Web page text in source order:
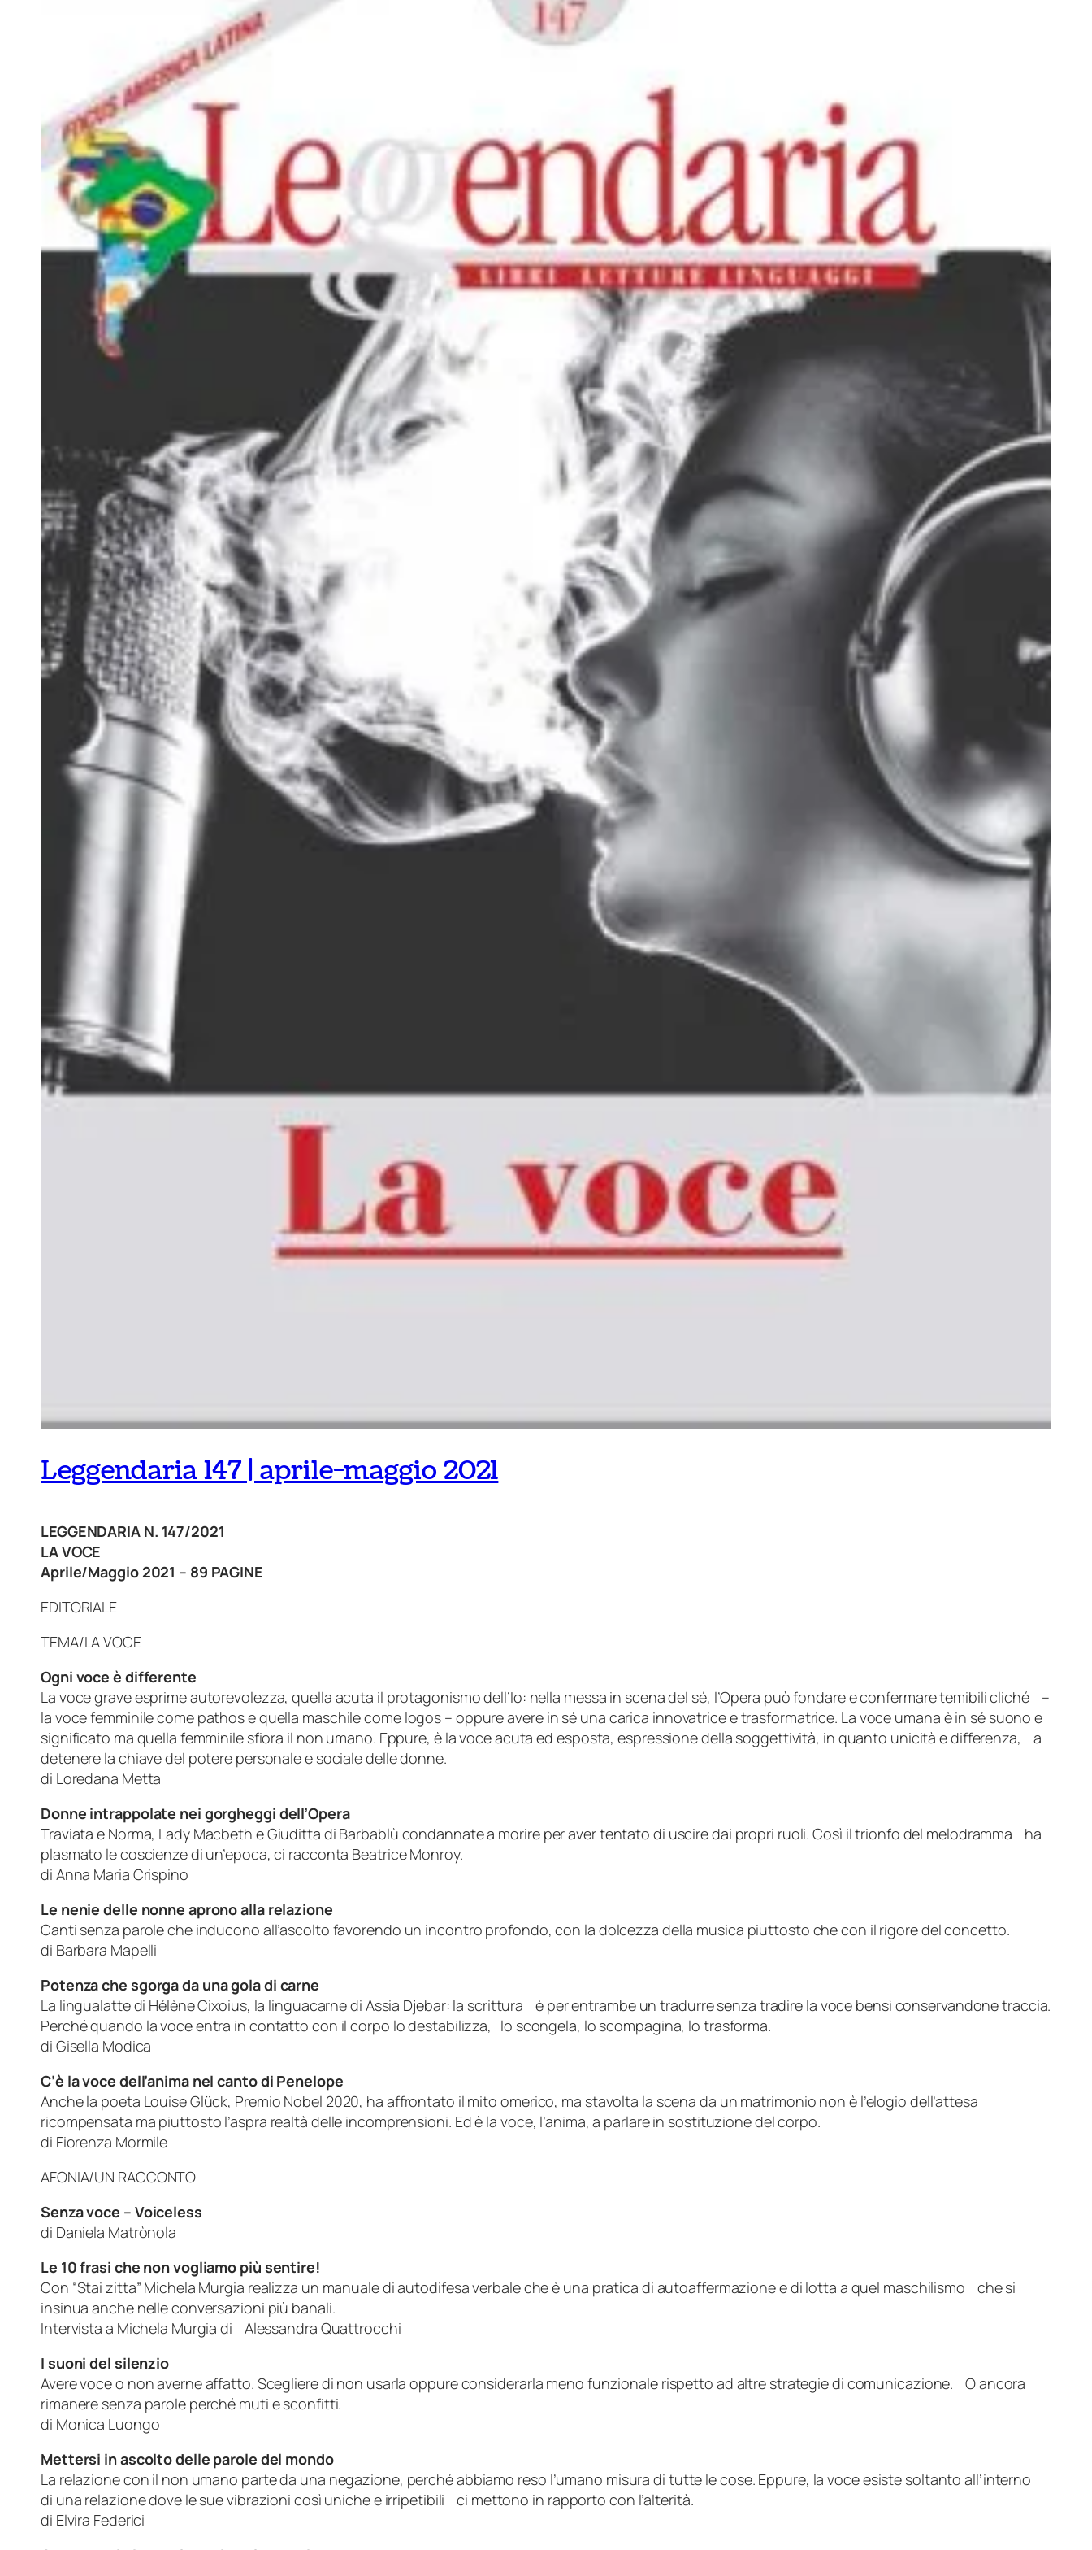
Leggendaria 147 | aprile-maggio 2021
LEGGENDARIA N. 147/2021
LA VOCE
Aprile/Maggio 2021 – 89 PAGINE
EDITORIALE
TEMA/LA VOCE
Ogni voce è differente
La voce grave esprime autorevolezza, quella acuta il protagonismo dell’Io: nella messa in scena del sé, l’Opera può fondare e confermare temibili cliché –
la voce femminile come pathos e quella maschile come logos – oppure avere in sé una carica innovatrice e trasformatrice. La voce umana è in sé suono e
significato ma quella femminile sfiora il non umano. Eppure, è la voce acuta ed esposta, espressione della soggettività, in quanto unicità e differenza, a
detenere la chiave del potere personale e sociale delle donne.
di Loredana Metta
Donne intrappolate nei gorgheggi dell’Opera
Traviata e Norma, Lady Macbeth e Giuditta di Barbablù condannate a morire per aver tentato di uscire dai propri ruoli. Così il trionfo del melodramma ha
plasmato le coscienze di un’epoca, ci racconta Beatrice Monroy.
di Anna Maria Crispino
Le nenie delle nonne aprono alla relazione
Canti senza parole che inducono all’ascolto favorendo un incontro profondo, con la dolcezza della musica piuttosto che con il rigore del concetto.
di Barbara Mapelli
Potenza che sgorga da una gola di carne
La lingualatte di Hélène Cixoius, la linguacarne di Assia Djebar: la scrittura è per entrambe un tradurre senza tradire la voce bensì conservandone traccia.
Perché quando la voce entra in contatto con il corpo lo destabilizza, lo scongela, lo scompagina, lo trasforma.
di Gisella Modica
C’è la voce dell’anima nel canto di Penelope
Anche la poeta Louise Glück, Premio Nobel 2020, ha affrontato il mito omerico, ma stavolta la scena da un matrimonio non è l’elogio dell’attesa
ricompensata ma piuttosto l’aspra realtà delle incomprensioni. Ed è la voce, l’anima, a parlare in sostituzione del corpo.
di Fiorenza Mormile
AFONIA/UN RACCONTO
Senza voce – Voiceless
di Daniela Matrònola
Le 10 frasi che non vogliamo più sentire!
Con “Stai zitta” Michela Murgia realizza un manuale di autodifesa verbale che è una pratica di autoaffermazione e di lotta a quel maschilismo che si
insinua anche nelle conversazioni più banali.
Intervista a Michela Murgia di Alessandra Quattrocchi
I suoni del silenzio
Avere voce o non averne affatto. Scegliere di non usarla oppure considerarla meno funzionale rispetto ad altre strategie di comunicazione. O ancora
rimanere senza parole perché muti e sconfitti.
di Monica Luongo
Mettersi in ascolto delle parole del mondo
La relazione con il non umano parte da una negazione, perché abbiamo reso l’umano misura di tutte le cose. Eppure, la voce esiste soltanto all’interno
di una relazione dove le sue vibrazioni così uniche e irripetibili ci mettono in rapporto con l’alterità.
di Elvira Federici